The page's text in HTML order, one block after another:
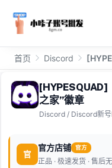
首页 Discord
之家”徽章
Discord / Discord新号
官
官方店铺 官方
正品 · 极速发货 · 售后